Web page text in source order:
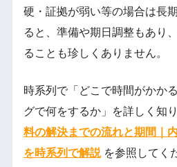
硬・証拠が弱い等の場合は長
ると、準備や期日調整もあり
ることも珍しくありません。
時系列で「どこで時間がかか
グで何をするか」を詳しく知
料の解決までの流れと期間｜
を時系列で解説を参照してく